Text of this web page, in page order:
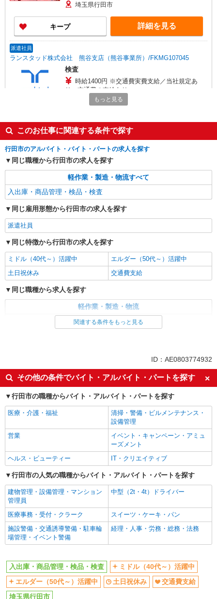
埼玉県行田市
キープ 詳細を見る
派遣社員
ランスタッド株式会社 熊谷支店（熊谷事業所）/FKMG107045
検査
時給1400円 ※交通費実費支給／当社規定あ
り。交通費の支給あり
埼玉県行田市斎条 利根大堰から車で約7分／千
キープ
アルバイト パート
株式会社バイトレ（ADM808891）
【迷ったらコレ】箱に入れるだけ♪モクモク軽
作業スタッフ
時給1150円（就業先により異なる）
埼玉県行田市
アルバイト パート 契約社員 派遣社員
株式会社ビリーフクラブ
商品の組立・検品作業
時給1,300円〜1,625円 日給例10,400円（時給
1,300円×8h） ※経験・能力等による
埼玉県行田市富士見町 ★「東行田駅」より車
で10分
日研トータルソーシング株式会社（お仕事No.4A209）
自動車サスペンションの製造
時給1500円 別途交通費支給 ＜月収＞ 243000
円以上可 155H＋深夜375円×28H
埼玉県行田市
詳細を見る
正社員
株式会社テクノ・サービス マニュファクチャリング【埼玉県】
製造スタッフ（組立・加工・目視検査・機械操
作など）
月給210000〜260000円（スキル・経験を考
慮）
埼玉県行田市 （他にも埼玉県内に多数あり）
※勤務地はご希望を考慮の上、ご自宅を中心に通
勤時間120分圏内のエリアとなります。（転勤な
し）
派遣社員
株式会社テクノ・サービス 埼玉県エリア（03）
もっと見る
このお仕事に関連する条件で探す
行田市のアルバイト・バイト・パートの求人を探す
同じ職種から行田市の求人を探す
軽作業・製造・物流すべて
入出庫・商品管理・検品・検査
同じ雇用形態から行田市の求人を探す
派遣社員
同じ特徴から行田市の求人を探す
ミドル（40代～）活躍中
エルダー（50代～）活躍中
土日祝休み
交通費支給
同じ職種から求人を探す
軽作業・製造・物流
入出庫・商品管理・検品・検査
交通費支給
関連する条件をもっと見る
ID：AE0803774932
その他の条件でバイト・アルバイト・パートを探す
行田市の職種からバイト・アルバイト・パートを探す
医療・介護・福祉
清掃・警備・ビルメンテナンス・
設備管理
営業
イベント・キャンペーン・アミュ
ーズメント
ヘルス・ビューティー
IT・クリエイティブ
行田市の人気の職種からバイト・アルバイト・パートを探す
建物管理・設備管理・マンション
管理員
中型（2t・4t）ドライバー
医療事務・受付・クラーク
スイーツ・ケーキ・パン
施設警備・交通誘導警備・駐車輪
場管理・イベント警備
経理・人事・労務・総務・法務
入出庫・商品管理・検品・検査
ミドル（40代～）活躍中
エルダー（50代～）活躍中
土日祝休み
交通費支給
埼玉県行田市